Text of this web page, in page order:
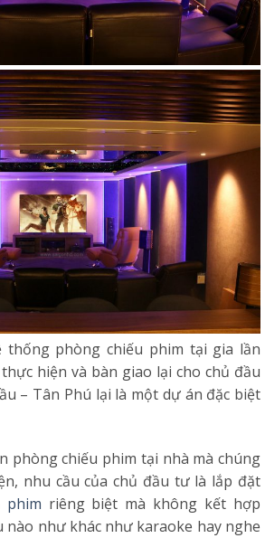
thống phòng chiếu phim tại gia lần
hiện và bàn giao lại cho chủ đầu
– Tân Phú lại là một dự án đặc biệt
phòng chiếu phim tại nhà mà chúng
nhu cầu của chủ đầu tư là lắp đặt
phim riêng biệt mà không kết hợp
nào như khác như karaoke hay nghe